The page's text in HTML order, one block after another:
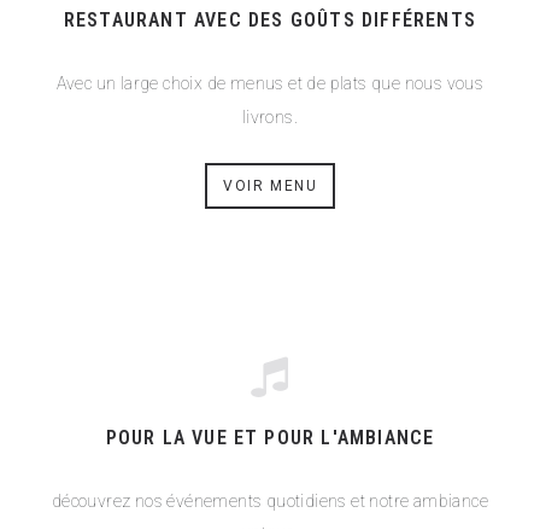
RESTAURANT AVEC DES GOÛTS DIFFÉRENTS
Avec un large choix de menus et de plats que nous vous
livrons.
VOIR MENU
POUR LA VUE ET POUR L'AMBIANCE
découvrez nos événements quotidiens et notre ambiance